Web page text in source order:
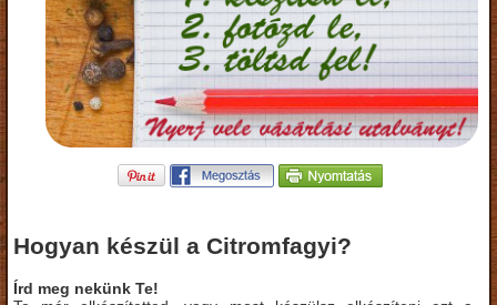
Hogyan készül a Citromfagyi?
Írd meg nekünk Te!